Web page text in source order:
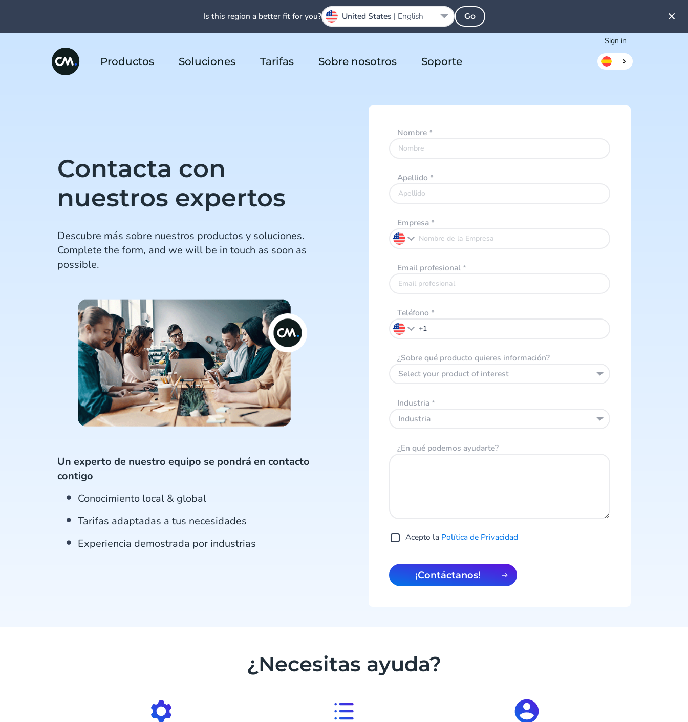
Sign in
Productos Soluciones Tarifas Sobre nosotros Soporte
Contacta con
nuestros expertos
Descubre más sobre nuestros productos y soluciones.
Complete the form, and we will be in touch as soon as
possible.
Un experto de nuestro equipo se pondrá en contacto
contigo
Conocimiento local & global
Tarifas adaptadas a tus necesidades
Experiencia demostrada por industrias
Nombre*
Apellido *
Empresa*
Email profesional*
Teléfono *
¿Sobre qué producto quieres información?
Select your product of interest
Industria*
Industria
¿En qué podemos ayudarte?
Acepto la Política de Privacidad
¡Contáctanos!
¿Necesitas ayuda?
Is this region a better fit for you? United States | English Go